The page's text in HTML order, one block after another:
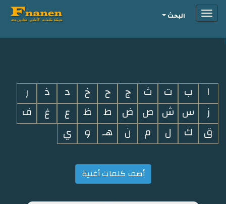
i
Toggleالبحث
ا ب ت ث ج ح خ د ذ
ر
ز
س ش ص ض ط ظ ع غ
ف
ق
ك ل م ن هـ و ي
أضف كلمات أغنية